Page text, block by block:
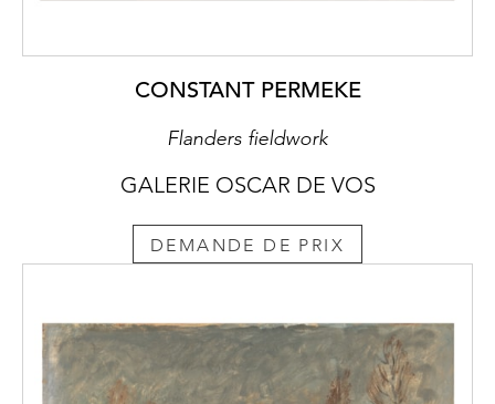
CONSTANT PERMEKE
Flanders fieldwork
GALERIE OSCAR DE VOS
DEMANDE DE PRIX